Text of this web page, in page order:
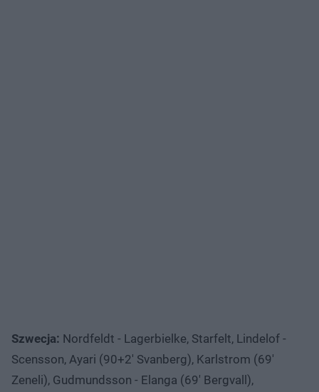
Szwecja: Nordfeldt - Lagerbielke, Starfelt, Lindelof -
Scensson, Ayari (90+2' Svanberg), Karlstrom (69'
Zeneli), Gudmundsson - Elanga (69' Bergvall),